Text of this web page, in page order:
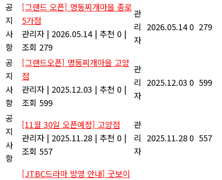
공
지
사
항
[그랜드 오픈] 명동찌개마을 종로
5가점
관리자 | 2026.05.14 | 추천 0 |
조회 279
관
리
자
2026.05.14 0 279
공
지
사
항
[그랜드오픈] 명동찌개마을 고양
점
관리자 | 2025.12.03 | 추천 0 |
조회 599
관
리
자
2025.12.03 0 599
공
지
사
항
[11월 30일 오픈예정] 고양점
관리자 | 2025.11.28 | 추천 0 |
조회 557
관
리
자
2025.11.28 0 557
[JTBC드라마 방영 안내] 굿보이